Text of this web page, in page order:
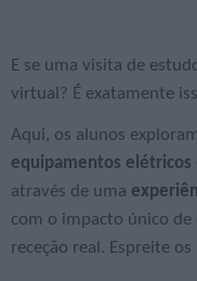
E se uma visita de
virtual? É exatamente
Aqui, os alunos
equipamentos elétricos
através de uma
com o impacto único
receção real. Espreite